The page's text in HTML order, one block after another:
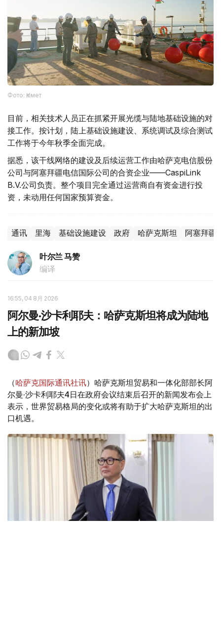
Фото: Үкімет
目前，相关技术人员正在抓紧开展光缆与陆地基础设施的对
接工作。按计划，陆上基础设施建设、系统调试及综合测试
工作将于今年秋季全面完成。
据悉，该干线网络的建设及后续运营工作由哈萨克电信股份
公司与阿塞拜疆电信国际公司的合资企业——CaspiLink
B.V.公司负责。整个项目完全通过运营商自有资金进行投
资，未动用任何国家预算资金。
通讯 里海 基础设施建设 政府 哈萨克斯坦 阿塞拜疆
叶尔兰 马赞
编译
16:55, 04 8月 2026
阿尔曼·沙卡利耶夫：哈萨克斯坦将成为陆地
上的新加坡
（哈萨克国际通讯社讯）哈萨克斯坦贸易和一体化部部长阿
尔曼·沙卡利耶夫4日在政府会议结束后召开的新闻发布会上
表示，世界贸易格局的变化或将有助于扩大哈萨克斯坦的出
口机遇。